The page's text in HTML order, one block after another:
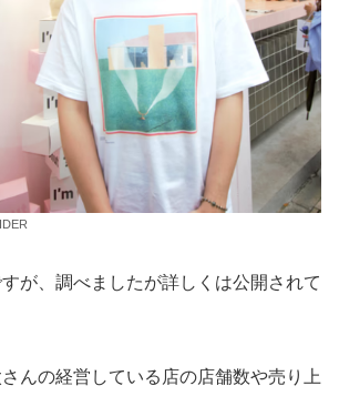
が、調べましたが詳しくは公開されて
んの経営している店の店舗数や売り上